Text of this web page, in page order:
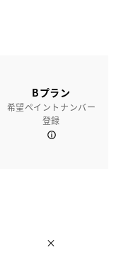
Bプラン
希望ペイントナンバー
登録
×